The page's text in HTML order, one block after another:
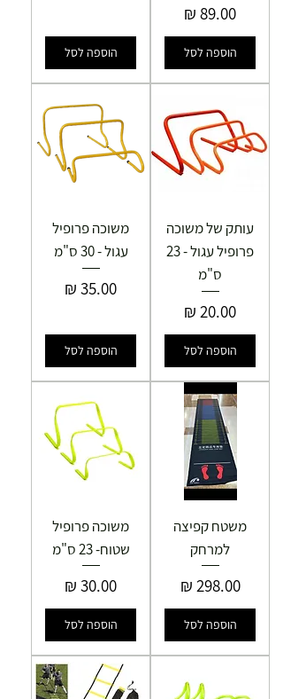
מחיר
הוספה לסל הוספה לסל
עותק של משוכה
פרופיל עגול - 23
ס"מ
מחיר
הוספה לסל
משוכה פרופיל
עגול - 30 ס"מ
מחיר
הוספה לסל
משטח קפיצה
למרחק
מחיר‏298.00 ‏₪
הוספה לסל
משוכה פרופיל
שטוח- 23 ס"מ
מחיר
הוספה לסל